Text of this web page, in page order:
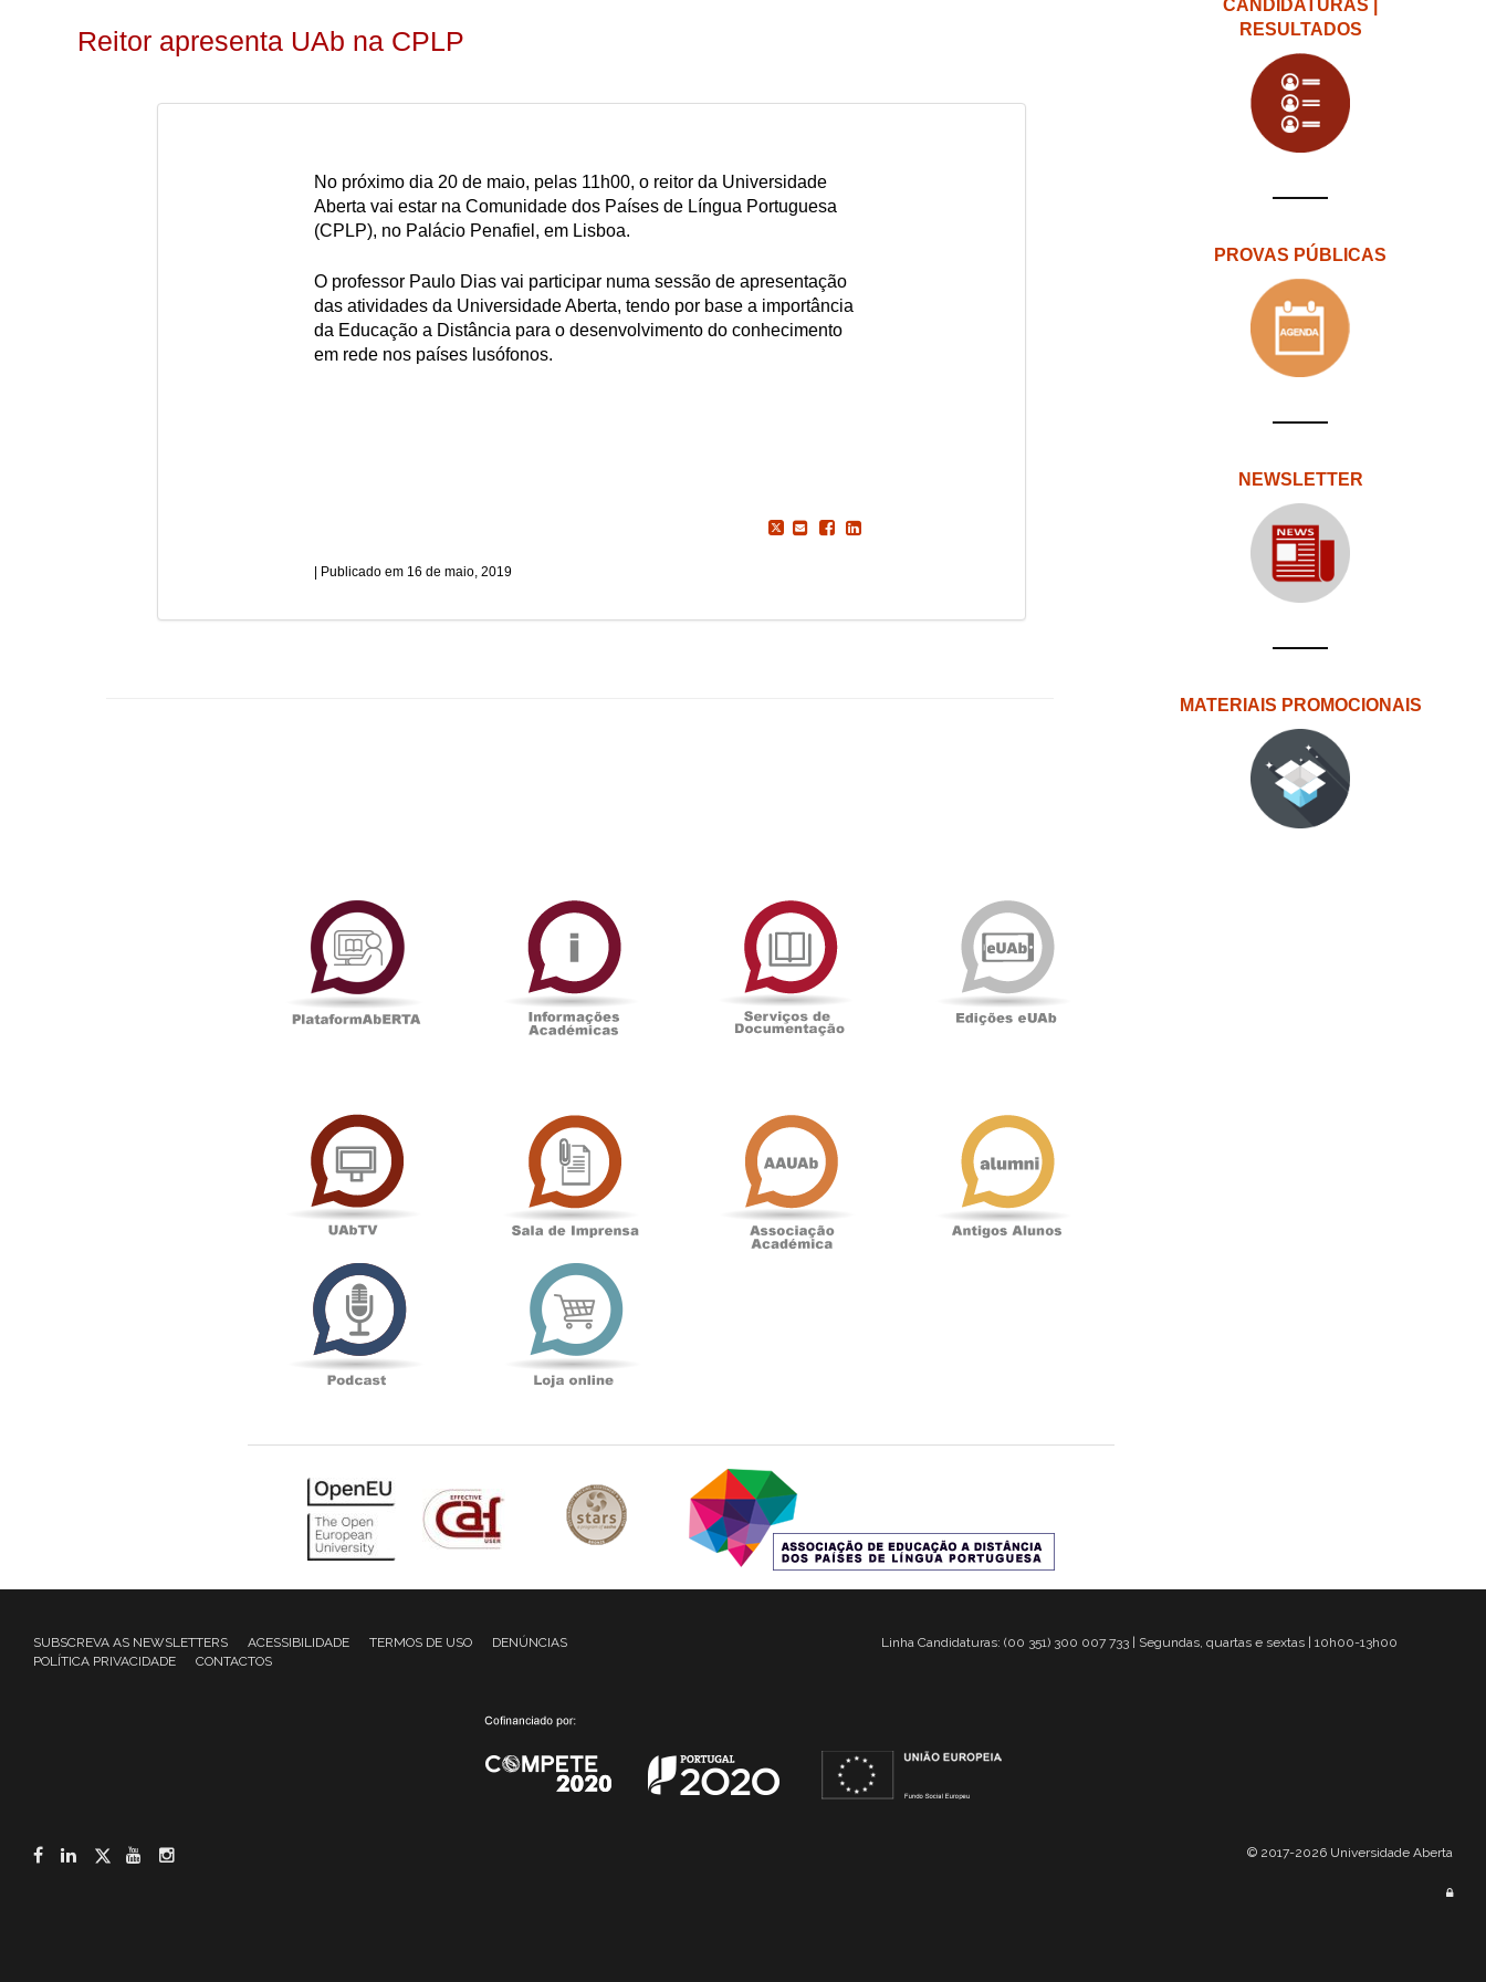
Reitor apresenta UAb na CPLP
No próximo dia 20 de maio, pelas 11h00, o reitor da Universidade
Aberta vai estar na Comunidade dos Países de Língua Portuguesa
(CPLP), no Palácio Penafiel, em Lisboa.
O professor Paulo Dias vai participar numa sessão de apresentação
das atividades da Universidade Aberta, tendo por base a importância
da Educação a Distância para o desenvolvimento do conhecimento
em rede nos países lusófonos.
16 de maio, 2019
CANDIDATURAS |
RESULTADOS
PROVAS PÚBLICAS
NEWSLETTER
MATERIAIS PROMOCIONAIS
PlataformAberta
Académicas
Documentação
SUBSCREVA AS NEWSLETTERS ACESSIBILIDADE TERMOS DE USO
DENÚNCIAS
POLÍTICA PRIVACIDADE
CONTACTOS
Linha Candidaturas: (00 351) 300 007 733 | Segundas, quartas e sextas | 10h00-13h00
Facebook
LinkedIn
Twitter
YouTube © 2017-2026 Universidade Aberta